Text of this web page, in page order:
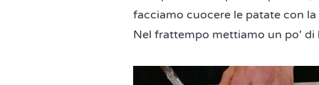
facciamo cuocere le patate con
Nel frattempo mettiamo un po' di